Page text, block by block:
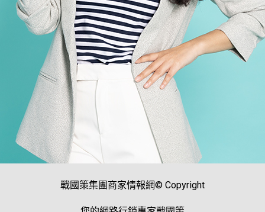
戰國策集團商家情報網© Copyright